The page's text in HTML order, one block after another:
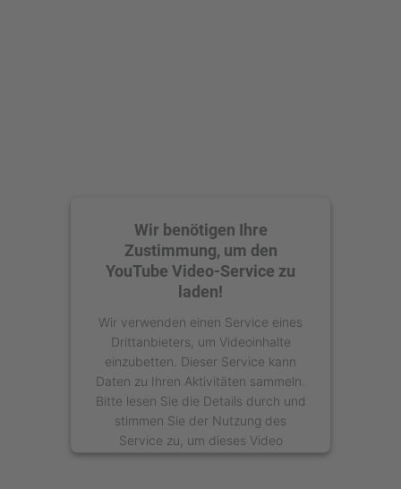
Wir benötigen Ihre
Zustimmung, um den
YouTube Video-Service zu
laden!
Wir verwenden einen Service eines
Drittanbieters, um Videoinhalte
einzubetten. Dieser Service kann
Daten zu Ihren Aktivitäten sammeln.
Bitte lesen Sie die Details durch und
stimmen Sie der Nutzung des
Service zu, um dieses Video
anzusehen.